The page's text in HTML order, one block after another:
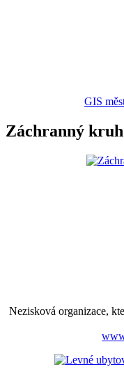
GIS
Záchranný kruh
Nezisková organizace,